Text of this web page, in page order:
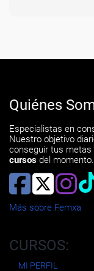
Quiénes
Especialistas en
Nuestro objetivo
conseguir tus
cursos del
Más sobre Femxa
CURSOS:
MI PERFIL